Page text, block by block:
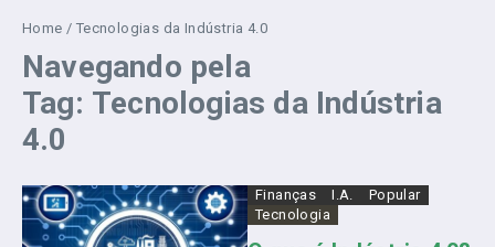
Home / Tecnologias da Indústria 4.0
Navegando pela
Tag: Tecnologias da Indústria
4.0
Finanças I.A.
Popular
Tecnologia